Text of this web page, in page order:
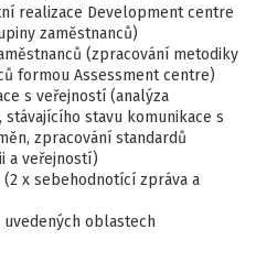
realizace Development centre
zaměstnanců)
(zpracování metodiky
formou Assessment centre)
s veřejností (analýza
stavu komunikace s
zpracování standardů
a veřejností)
(2 x sebehodnotící zpráva a
oblastech